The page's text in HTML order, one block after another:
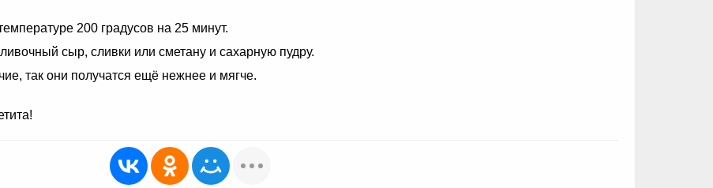
200 градусов на 25 минут.
сыр, сливки или сметану и сахарную пудру.
так они получатся ещё нежнее и мягче.